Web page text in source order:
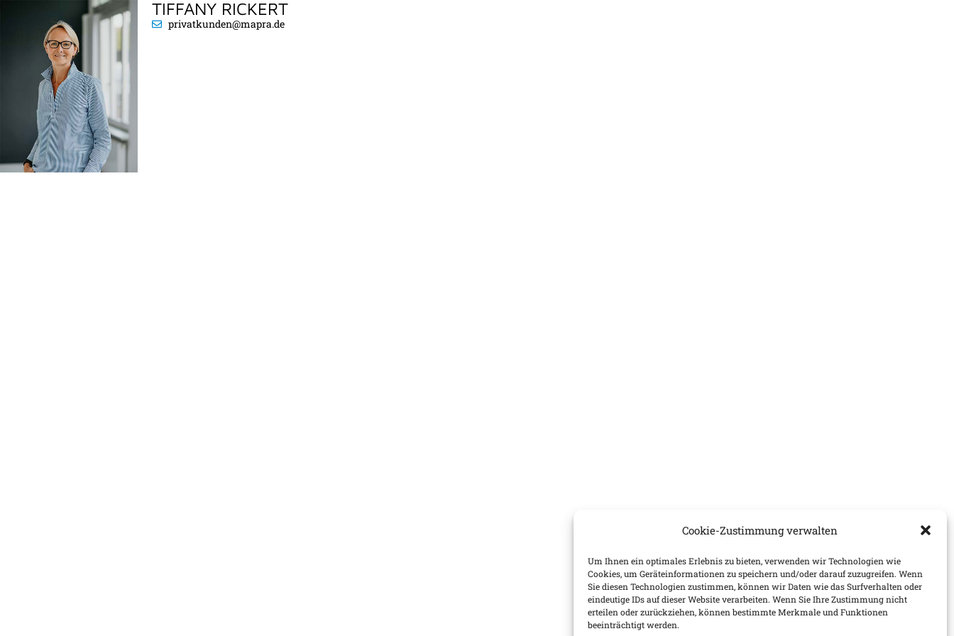
Cookie-Zustimmung verwalten
Um Ihnen ein optimales Erlebnis zu bieten, verwenden wir Technologien wie
Cookies, um Geräteinformationen zu speichern und/oder darauf zuzugreifen. Wenn
Sie diesen Technologien zustimmen, können wir Daten wie das Surfverhalten oder
eindeutige IDs auf dieser Website verarbeiten. Wenn Sie Ihre Zustimmung nicht
erteilen oder zurückziehen, können bestimmte Merkmale und Funktionen
beeinträchtigt werden.
TIFFANY RICKERT
privatkunden@mapra.de